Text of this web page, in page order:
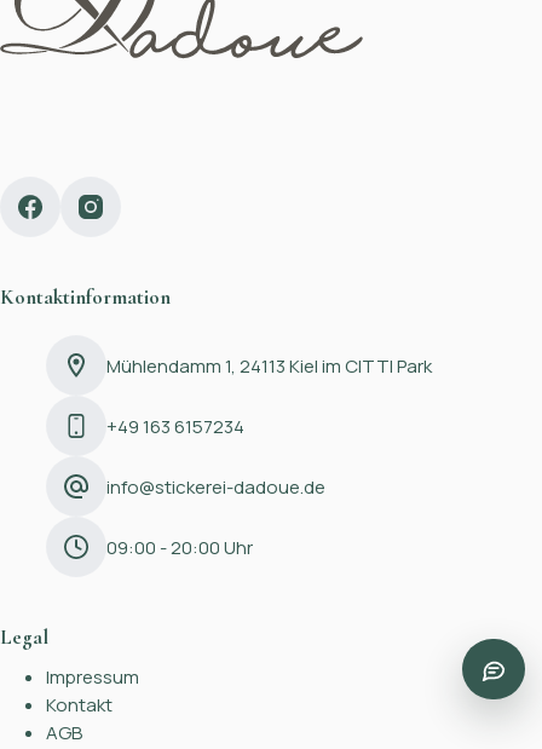
Kontaktinformation
Mühlendamm 1, 24113 Kiel im CITTI Park
+49 163 6157234
info@stickerei-dadoue.de
09:00 - 20:00 Uhr
Legal
Impressum
Kontakt
AGB